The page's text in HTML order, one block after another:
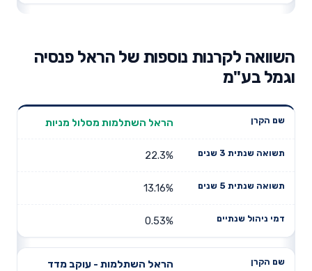
השוואה לקרנות נוספות של הראל פנסיה
וגמל בע"מ
שנים
תשואה
דמי ניהול
הראל השתלמות מסלול מניות
22.3%
13.16%
0.53%
הראל השתלמות - עוקב מדד